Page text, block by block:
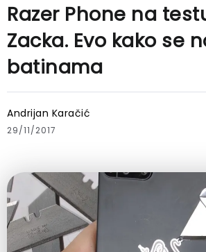
Razer Phone na
Zacka. Evo kako se
batinama
Andrijan Karačić
29/11/2017